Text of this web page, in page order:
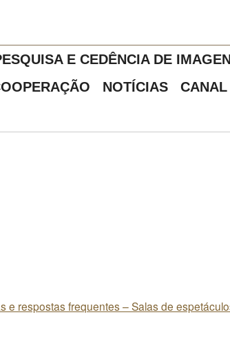
E CEDÊNCIA DE
NOTÍCIAS CANAL
e respostas frequentes – Salas de